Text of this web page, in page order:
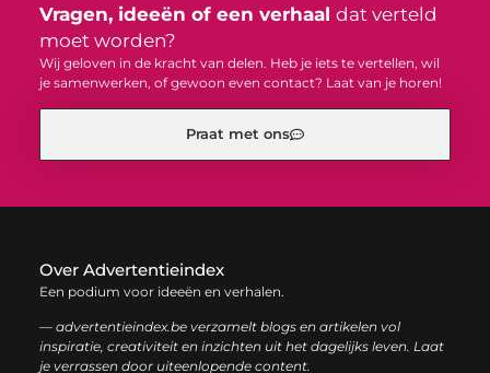
Vragen, ideeën of een verhaal dat verteld
moet worden?
Wij geloven in de kracht van delen. Heb je iets te vertellen, wil
je samenwerken, of gewoon even contact? Laat van je horen!
Praat met ons
Over Advertentieindex
Een podium voor ideeën en verhalen.
— advertentieindex.be verzamelt blogs en artikelen vol
inspiratie, creativiteit en inzichten uit het dagelijks leven. Laat
je verrassen door uiteenlopende content.